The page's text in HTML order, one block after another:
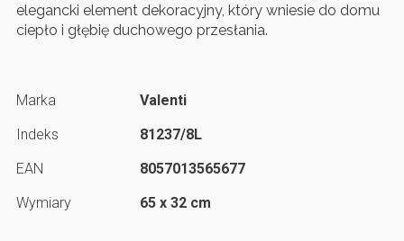
elegancki element dekoracyjny, który wniesie do domu
ciepło i głębię duchowego przesłania.
Marka
Valenti
Indeks
81237/8L
EAN
8057013565677
Wymiary
65 x 32 cm